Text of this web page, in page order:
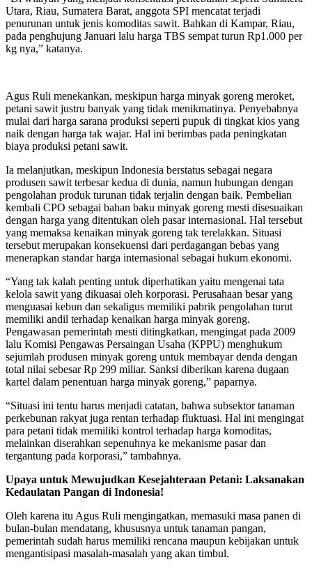
Utara, Riau, Sumatera Barat, anggota SPI mencatat terjadi
penurunan untuk jenis komoditas sawit. Bahkan di Kampar, Riau,
pada penghujung Januari lalu harga TBS sempat turun Rp1.000 per
kg nya,” katanya.
Agus Ruli menekankan, meskipun harga minyak goreng meroket,
petani sawit justru banyak yang tidak menikmatinya. Penyebabnya
mulai dari harga sarana produksi seperti pupuk di tingkat kios yang
naik dengan harga tak wajar. Hal ini berimbas pada peningkatan
biaya produksi petani sawit.
Ia melanjutkan, meskipun Indonesia berstatus sebagai negara
produsen sawit terbesar kedua di dunia, namun hubungan dengan
pengolahan produk turunan tidak terjalin dengan baik. Pembelian
kembali CPO sebagai bahan baku minyak goreng mesti disesuaikan
dengan harga yang ditentukan oleh pasar internasional. Hal tersebut
yang memaksa kenaikan minyak goreng tak terelakkan. Situasi
tersebut merupakan konsekuensi dari perdagangan bebas yang
menerapkan standar harga internasional sebagai hukum ekonomi.
“Yang tak kalah penting untuk diperhatikan yaitu mengenai tata
kelola sawit yang dikuasai oleh korporasi. Perusahaan besar yang
menguasai kebun dan sekaligus memiliki pabrik pengolahan turut
memiliki andil terhadap kenaikan harga minyak goreng.
Pengawasan pemerintah mesti ditingkatkan, mengingat pada 2009
lalu Komisi Pengawas Persaingan Usaha (KPPU) menghukum
sejumlah produsen minyak goreng untuk membayar denda dengan
total nilai sebesar Rp 299 miliar. Sanksi diberikan karena dugaan
kartel dalam penentuan harga minyak goreng,” paparnya.
“Situasi ini tentu harus menjadi catatan, bahwa subsektor tanaman
perkebunan rakyat juga rentan terhadap fluktuasi. Hal ini mengingat
para petani tidak memiliki kontrol terhadap harga komoditas,
melainkan diserahkan sepenuhnya ke mekanisme pasar dan
tergantung pada korporasi,” tambahnya.
Upaya untuk Mewujudkan Kesejahteraan Petani: Laksanakan
Kedaulatan Pangan di Indonesia!
Oleh karena itu Agus Ruli mengingatkan, memasuki masa panen di
bulan-bulan mendatang, khususnya untuk tanaman pangan,
pemerintah sudah harus memiliki rencana maupun kebijakan untuk
mengantisipasi masalah-masalah yang akan timbul.